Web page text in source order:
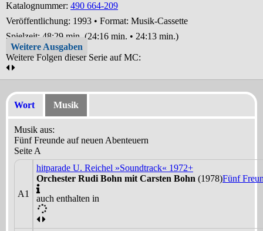
Katalognummer: 490 664-209
Veröffentlichung: 1993 • Format: Musik-Cassette
Spielzeit: 48:29 min. (24:16 min. • 24:13 min.)
Weitere Ausgaben
Weitere Folgen dieser Serie auf MC:
Wort Musik
Musik aus:
Fünf Freunde auf neuen Abenteuern
Seite A
A1
hitparade U. Reichel »Soundtrack« 1972+
Orchester Rudi Bohn mit Carsten Bohn (1978)Fünf
auch enthalten in